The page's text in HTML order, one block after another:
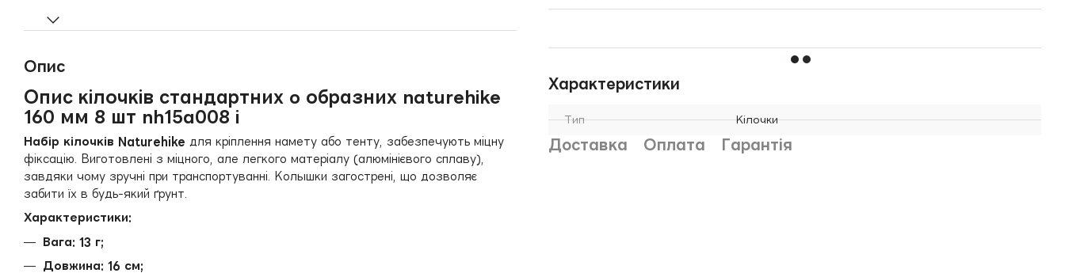
Опис
Опис кілочків стандартних o образних naturehike
160 мм 8 шт nh15a008 i
Набір кілочків Naturehike для кріплення намету або тенту, забезпечують міцну
фіксацію. Виготовлені з міцного, але легкого матеріалу (алюмінієвого сплаву),
завдяки чому зручні при транспортуванні. Колышки загострені, що дозволяє
забити їх в будь-який ґрунт.
Характеристики:
Вага: 13 г;
Довжина: 16 см;
Характеристики
Тип Кілочки
Доставка Оплата Гарантія